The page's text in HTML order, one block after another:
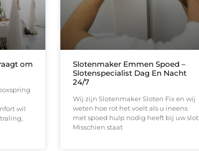
om
wil
Slotenmaker Emmen Spoed –
Slotenspecialist Dag En Nacht
24/7
Wij zijn Slotenmaker Sloten Fix en wij
weten hoe rot het voelt als u ineens
met spoed hulp nodig heeft bij uw slot
Misschien staat